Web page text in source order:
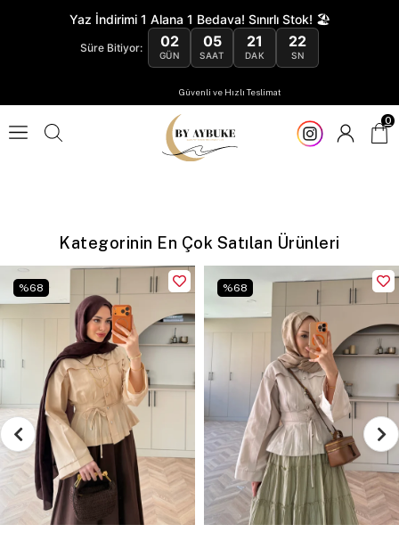
Yaz İndirimi 1 Alana 1 Bedava! Sınırlı Stok! 🏖️
Süre Bitiyor: 02
GÜN
05
SAAT
21
DAK
21
SN
Güvenli ve Hızlı Teslimat
0
Kategorinin En Çok Satılan Ürünleri
68 68